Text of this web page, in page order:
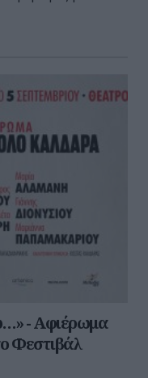
- Αφιέρωμα
Φεστιβάλ